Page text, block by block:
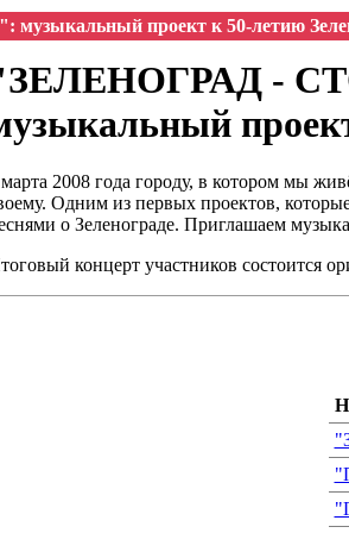
музыкальный проект к 50-летию
-
2008 года городу, в котором мы
Одним из первых проектов,
о Зеленограде. Приглашаем
концерт участников состоится